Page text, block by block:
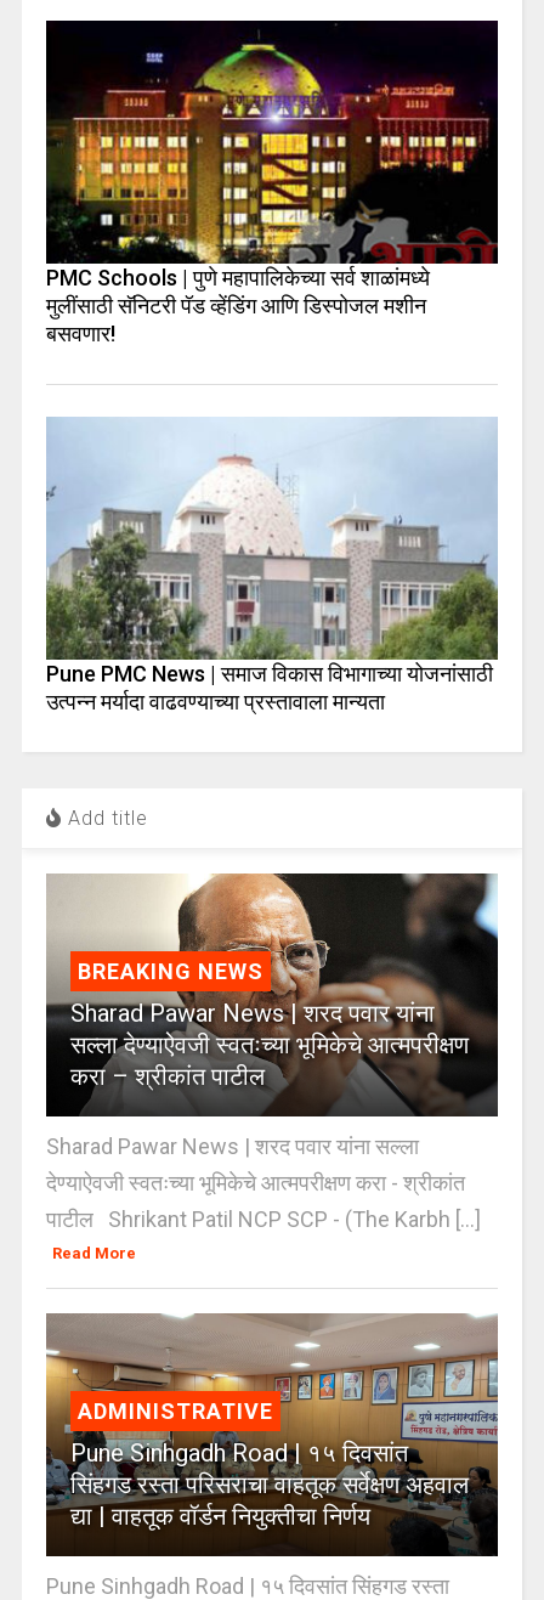
PMC Schools | पुणे महापालिकेच्या सर्व शाळांमध्ये
मुलींसाठी सॅनिटरी पॅड व्हेंडिंग आणि डिस्पोजल मशीन
बसवणार!
Pune PMC News | समाज विकास विभागाच्या योजनांसाठी
उत्पन्न मर्यादा वाढवण्याच्या प्रस्तावाला मान्यता
Add title
BREAKING NEWS
Sharad Pawar News | शरद पवार यांना
सल्ला देण्याऐवजी स्वतःच्या भूमिकेचे आत्मपरीक्षण
करा – श्रीकांत पाटील
Sharad Pawar News | शरद पवार यांना सल्ला
देण्याऐवजी स्वतःच्या भूमिकेचे आत्मपरीक्षण करा - श्रीकांत
पाटील Shrikant Patil NCP SCP - (The Karbh [...]
Read More
ADMINISTRATIVE
Pune Sinhgadh Road | १५ दिवसांत
सिंहगड रस्ता परिसराचा वाहतूक सर्वेक्षण अहवाल
द्या | वाहतूक वॉर्डन नियुक्तीचा निर्णय
Pune Sinhgadh Road | १५ दिवसांत सिंहगड रस्ता